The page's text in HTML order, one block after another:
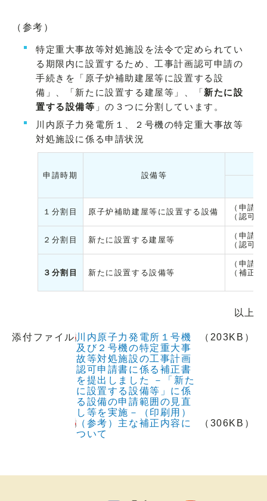
（参考）
特定重大事故等対処施設を法令で定められてい
る期限内に設置するため、工事計画認可申請の
手続きを「原子炉補助建屋等に設置する設
備」、「新たに設置する建屋等」、「新たに設
置する設備等 」の３つに分割しています。
川内原子力発電所１、２号機の特定重大事故等
対処施設に係る申請状況
申請時期 設備等
１分割目 原子炉補助建屋等に設置する設備
（申請
（認可
２分割目 新たに設置する建屋等
（申請
（認可
３分割目 新たに設置する設備等
（申請
（補正
以上
添付ファイル 川内原子力発電所１号機
及び２号機の特定重大事
故等対処施設の工事計画
認可申請書に係る補正書
を提出しました －「新た
に設置する設備等」に係
る設備の申請範囲の見直
し等を実施－（印刷用）
（203KB）
（参考）主な補正内容に
ついて
（306KB）